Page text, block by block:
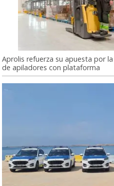
Aprolis refuerza su apuesta por
de apiladores con plataforma